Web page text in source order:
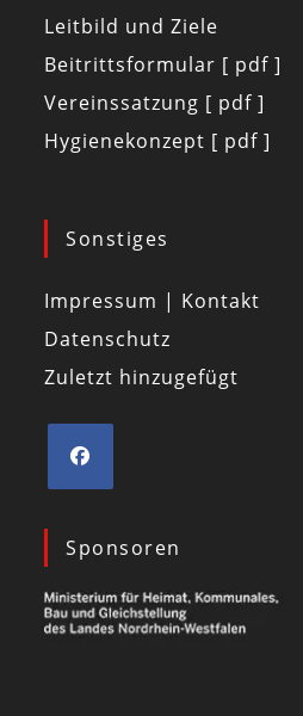
Leitbild und Ziele
Beitrittsformular [ pdf ]
Vereinssatzung [ pdf ]
Hygienekonzept [ pdf ]
Sonstiges
Impressum | Kontakt
Datenschutz
Zuletzt hinzugefügt
Sponsoren